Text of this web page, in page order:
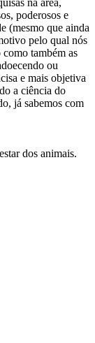
poderosos e
(mesmo que ainda
pelo qual nós
como também as
ou
e mais objetiva
a ciência do
já sabemos com
dos animais.